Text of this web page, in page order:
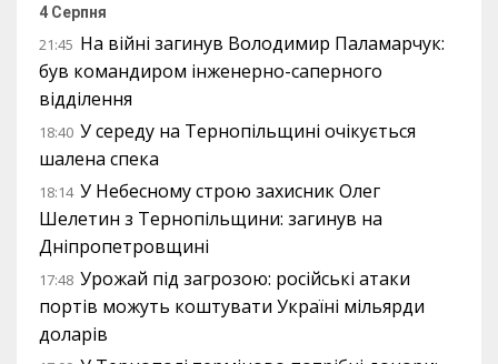
4 Серпня
21:45 На війні загинув Володимир Паламарчук:
був командиром інженерно-саперного
відділення
18:40 У середу на Тернопільщині очікується
шалена спека
18:14 У Небесному строю захисник Олег
Шелетин з Тернопільщини: загинув на
Дніпропетровщині
17:48 Урожай під загрозою: російські атаки
портів можуть коштувати Україні мільярди
доларів